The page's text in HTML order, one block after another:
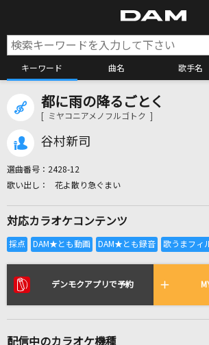
キーワード 曲名 歌手名
カラオケ検索
全国りれき
リアルタイムで歌われている曲
都に雨の降るごとく
[ ミヤコニアメノフルゴトク ]
谷村新司
選曲番号： 2428-12
花よ散り急ぐまい
対応カラオケコンテンツ
デンモクアプリで予約
配信中のカラオケ機種